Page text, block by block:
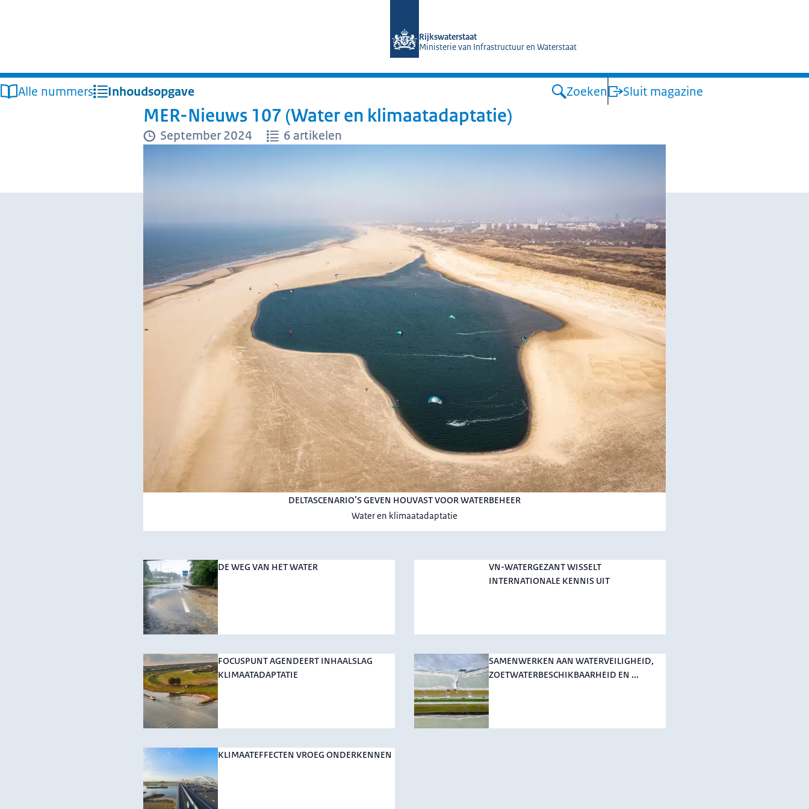
Rijkswaterstaat
Ministerie van Infrastructuur en Waterstaat
Alle nummers Inhoudsopgave Zoeken Sluit magazine
MER-Nieuws 107 (Water en klimaatadaptatie)
September 2024 6 artikelen
DELTASCENARIO’S GEVEN HOUVAST VOOR WATERBEHEER
Water en klimaatadaptatie
DE WEG VAN HET WATER
VN-WATERGEZANT WISSELT
INTERNATIONALE KENNIS UIT
FOCUSPUNT AGENDEERT INHAALSLAG
KLIMAATADAPTATIE
SAMENWERKEN AAN WATERVEILIGHEID,
ZOETWATERBESCHIKBAARHEID EN ...
KLIMAATEFFECTEN VROEG ONDERKENNEN